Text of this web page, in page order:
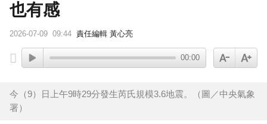
也有感
2026-07-09 09:44 責任編輯 黃心亮
00:00
今（9）日上午9時29分發生芮氏規模3.6地震。（圖／中央氣象
署）